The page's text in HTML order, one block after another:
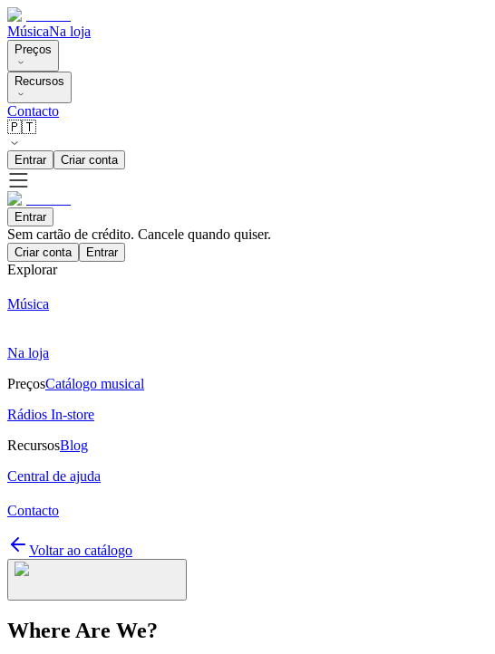
MúsicaNa loja
Preços
Recursos
Contacto
🇵🇹
Entrar Criar conta
Entrar
Sem cartão de crédito. Cancele quando quiser.
Criar conta Entrar
Explorar
Música
Na loja
PreçosCatálogo musical
Rádios In-store
RecursosBlog
Central de ajuda
Contacto
Voltar ao catálogo
Where Are We?